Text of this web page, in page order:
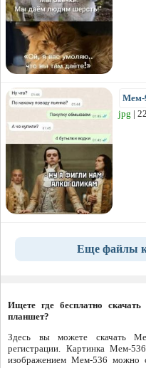
Мем-
jpg |
Еще файлы
Ищете где бесплатно
планшет?
Здесь вы можете скачать
регистрации. Картинка Мем-
изображением Мем-536 можно